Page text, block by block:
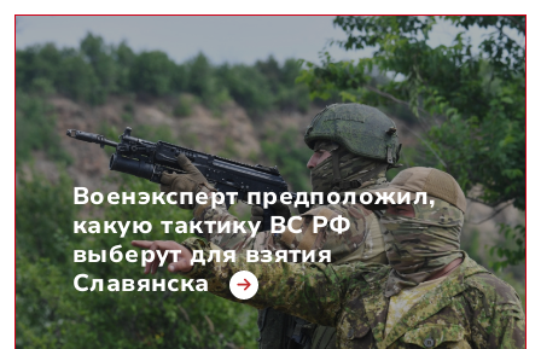
Военэксперт предположил,
какую тактику ВС РФ
выберут для взятия
Славянска